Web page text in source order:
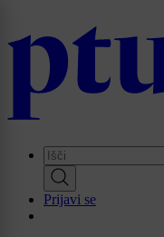
main
Prijavi se